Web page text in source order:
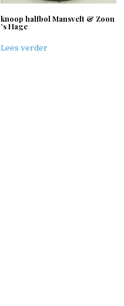
knoop halfbol Mansvelt & Zoon
’s Hage
Lees verder